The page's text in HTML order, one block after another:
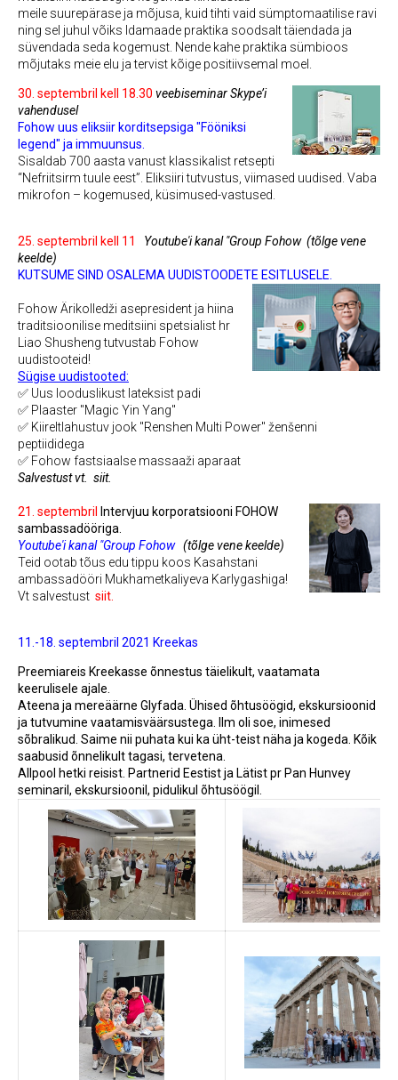
meile suurepärase ja mõjusa, kuid tihti vaid sümptomaatilise ravi
ning sel juhul võiks Idamaade praktika soodsalt täiendada ja
süvendada seda kogemust. Nende kahe praktika sümbioos
mõjutaks meie elu ja tervist kõige positiivsemal moel.
30. septembril kell 18.30 veebiseminar Skype’i
vahendusel
Fohow uus eliksiir korditsepsiga "Fööniksi
legend" ja immuunsus.
Sisaldab 700 aasta vanust klassikalist retsepti
“Nefriitsirm tuule eest”. Eliksiiri tutvustus, viimased uudised. Vaba
mikrofon – kogemused, küsimused-vastused.
25. septembril kell 11 Youtube'i kanal "Group Fohow (tõlge vene
keelde)
KUTSUME SIND OSALEMA UUDISTOODETE ESITLUSELE.
Fohow Ärikolledži asepresident ja hiina
traditsioonilise meditsiini spetsialist hr
Liao Shusheng tutvustab Fohow
uudistooteid!
Sügise uudistooted:
✅ Uus looduslikust lateksist padi
✅ Plaaster "Magic Yin Yang"
✅ Kiireltlahustuv jook "Renshen Multi Power" ženšenni
peptiididega
✅ Fohow fastsiaalse massaaži aparaat
Salvestust vt. siit.
21. septembril
Intervjuu korporatsiooni FOHOW
sambassadööriga.
Youtube'i kanal "Group Fohow (tõlge vene keelde)
Teid ootab tõus edu tippu koos Kasahstani
ambassadööri Mukhametkaliyeva Karlygashiga!
Vt salvestust siit
11.-18. septembril 2021 Kreekas
Preemiareis Kreekasse õnnestus täielikult, vaatamata
keerulisele ajale.
Ateena ja mereäärne Glyfada. Ühised õhtusöögid, ekskursioonid
ja tutvumine vaatamisväärsustega. Ilm oli soe, inimesed
sõbralikud. Saime nii puhata kui ka üht-teist näha ja kogeda. Kõik
saabusid õnnelikult tagasi, tervetena.
Allpool hetki reisist. Partnerid Eestist ja Lätist pr Pan Hunvey
seminaril, ekskursioonil, pidulikul õhtusöögil.